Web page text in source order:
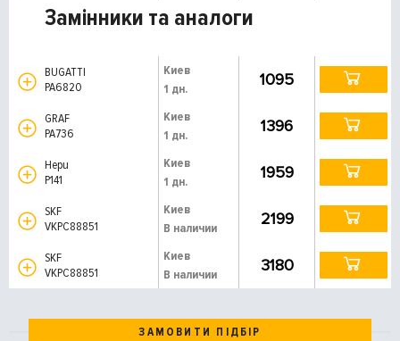
Замінники та аналоги
BUGATTI
PA6820
Киев
1 дн.
1095
GRAF
PA736
Киев
1 дн.
1396
Hepu
P141
Киев
1 дн.
1959
SKF
VKPC88851
Киев
В наличии
2199
SKF
VKPC88851
Киев
В наличии
3180
ЗАМОВИТИ ПІДБІР